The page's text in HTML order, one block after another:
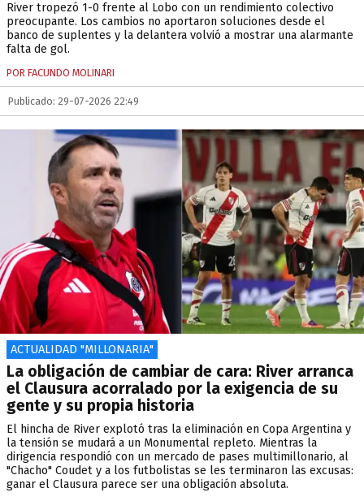
River tropezó 1-0 frente al Lobo con un rendimiento colectivo
preocupante. Los cambios no aportaron soluciones desde el
banco de suplentes y la delantera volvió a mostrar una alarmante
falta de gol.
POR FACUNDO MOLINARI
Publicado: 29-07-2026 22:49
ACTUALIDAD "MILLONARIA"
La obligación de cambiar de cara: River arranca
el Clausura acorralado por la exigencia de su
gente y su propia historia
El hincha de River explotó tras la eliminación en Copa Argentina y
la tensión se mudará a un Monumental repleto. Mientras la
dirigencia respondió con un mercado de pases multimillonario, al
"Chacho" Coudet y a los futbolistas se les terminaron las excusas:
ganar el Clausura parece ser una obligación absoluta.